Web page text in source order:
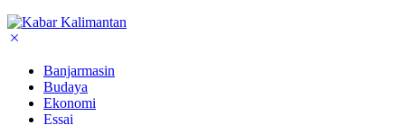
Banjarmasin
Budaya
Ekonomi
Essai